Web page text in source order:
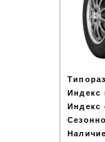
Индекс
Индекс